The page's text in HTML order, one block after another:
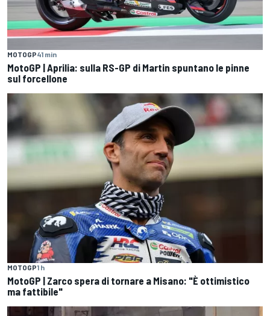
MOTOGP41 min
MotoGP | Aprilia: sulla RS-GP di Martin spuntano le pinne
sul forcellone
MOTOGP1 h
MotoGP | Zarco spera di tornare a Misano: "È ottimistico
ma fattibile"